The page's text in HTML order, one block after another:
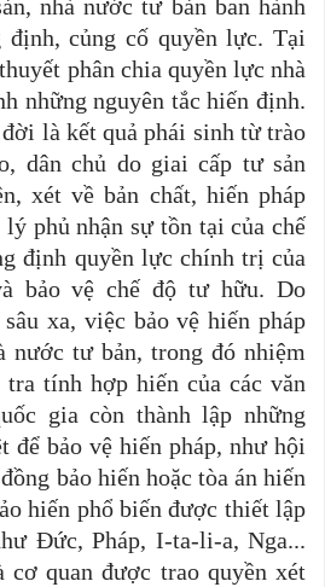
nhà nước tư bản ban hành
định, củng cố quyền lực. Tại
phân chia quyền lực nhà
những nguyên tắc hiến định.
là kết quả phái sinh từ trào
dân chủ do giai cấp tư sản
xét về bản chất, hiến pháp
phủ nhận sự tồn tại của chế
định quyền lực chính trị của
bảo vệ chế độ tư hữu. Do
xa, việc bảo vệ hiến pháp
nước tư bản, trong đó nhiệm
tính hợp hiến của các văn
gia còn thành lập những
để bảo vệ hiến pháp, như hội
bảo hiến hoặc tòa án hiến
hiến phổ biến được thiết lập
Đức, Pháp, I-ta-li-a, Nga...
cơ quan được trao quyền xét